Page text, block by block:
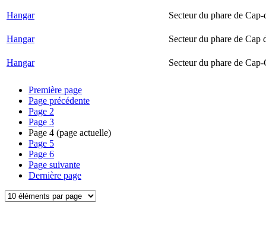
Hangar Secteur du phare de Cap-
Hangar Secteur du phare de Cap
Hangar Secteur du phare de Cap-
Première page
Page précédente
Page 2
Page 3
Page 4 (page actuelle)
Page 5
Page 6
Page suivante
Dernière page